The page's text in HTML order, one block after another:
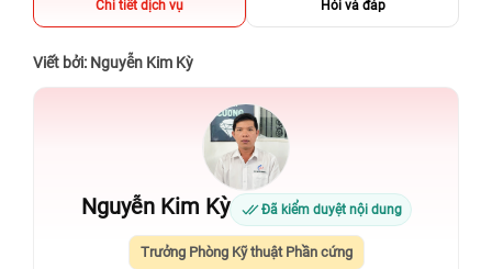
Chi tiết dịch vụ Hỏi và đáp
Viết bởi: Nguyễn Kim Kỳ
Nguyễn Kim Kỳ Đã kiểm duyệt nội dung
Trưởng Phòng Kỹ thuật Phần cứng